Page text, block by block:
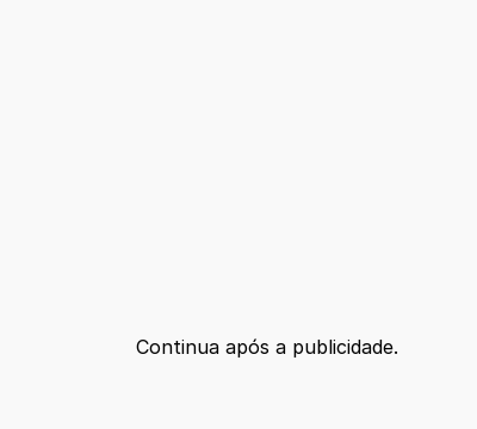
Continua após a publicidade.